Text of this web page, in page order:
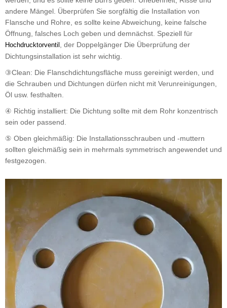
andere Mängel. Überprüfen Sie sorgfältig die Installation von
Flansche und Rohre, es sollte keine Abweichung, keine falsche
Öffnung, falsches Loch geben und demnächst. Speziell für
Hochdrucktorventil , der Doppelgänger Die Überprüfung der
Dichtungsinstallation ist sehr wichtig.
③Clean: Die Flanschdichtungsfläche muss gereinigt werden, und
die Schrauben und Dichtungen dürfen nicht mit Verunreinigungen,
Öl usw. festhalten.
④ Richtig installiert: Die Dichtung sollte mit dem Rohr konzentrisch
sein oder passend.
⑤ Oben gleichmäßig: Die Installationsschrauben und -muttern
sollten gleichmäßig sein in mehrmals symmetrisch angewendet und
festgezogen.